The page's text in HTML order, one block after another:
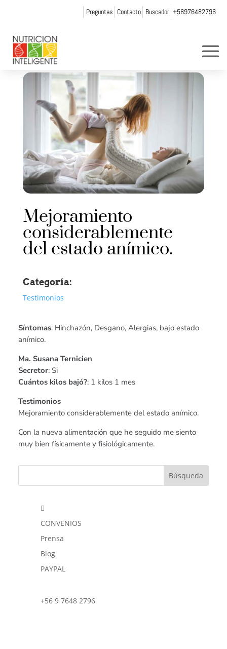
Preguntas Contacto Buscador +56976482796
Mejoramiento
considerablemente
del estado anímico.
Categoría:
Testimonios
Síntomas: Hinchazón, Desgano, Alergias, bajo estado
anímico.
Ma. Susana Ternicien
Secretor: Si
Cuántos kilos bajó?: 1 kilos 1 mes
Testimonios
Mejoramiento considerablemente del estado anímico.
Con la nueva alimentación que he seguido me siento
muy bien físicamente y fisiológicamente.

CONVENIOS
Prensa
Blog
PAYPAL
+56 9 7648 2796